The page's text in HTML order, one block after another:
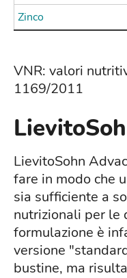
Zinco
VNR: valori
1169/2011
LievitoSohn
fare in modo che
sia sufficiente a
nutrizionali per le
formulazione è
versione
bustine, ma